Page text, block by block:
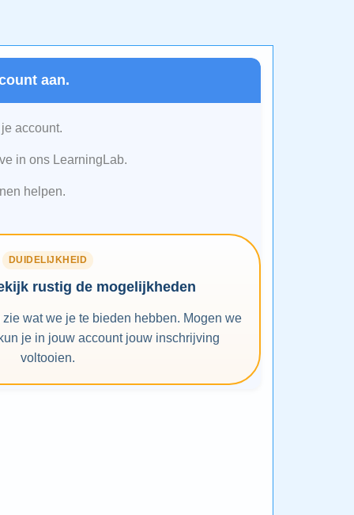
aan.
account.
in ons LearningLab.
helpen.
DUIDELIJKHEID
rustig de mogelijkheden
wat we je te bieden hebben. Mogen we
je in jouw account jouw inschrijving
voltooien.